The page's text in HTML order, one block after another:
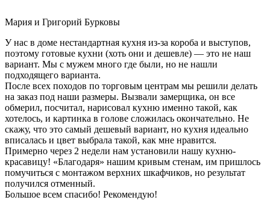
Мария и Григорий Бурковы
У нас в доме нестандартная кухня из-за короба и выступов,
поэтому готовые кухни (хоть они и дешевле) — это не наш
вариант. Мы с мужем много где были, но не нашли
подходящего варианта.
После всех походов по торговым центрам мы решили делать
на заказ под наши размеры. Вызвали замерщика, он все
обмерил, посчитал, нарисовал кухню именно такой, как
хотелось, и картинка в голове сложилась окончательно. Не
скажу, что это самый дешевый вариант, но кухня идеально
вписалась и цвет выбрала такой, как мне нравится.
Примерно через 2 недели нам установили нашу кухню-
красавицу! «Благодаря» нашим кривым стенам, им пришлось
помучиться с монтажом верхних шкафчиков, но результат
получился отменный.
Большое всем спасибо! Рекомендую!